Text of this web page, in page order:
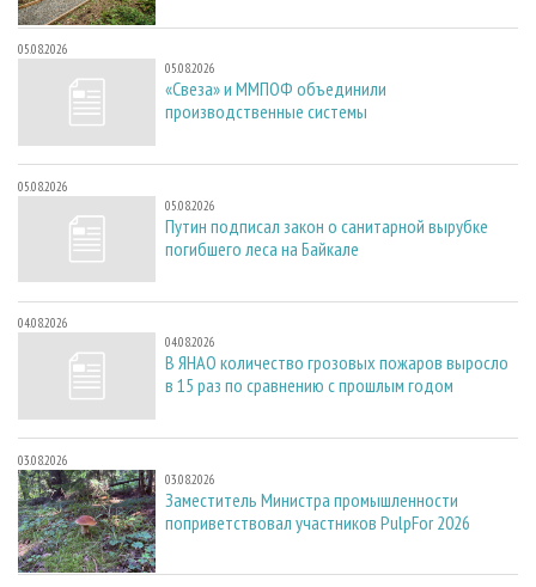
05.08.2026
05.08.2026
«Свеза» и ММПОФ объединили
производственные системы
05.08.2026
05.08.2026
Путин подписал закон о санитарной вырубке
погибшего леса на Байкале
04.08.2026
04.08.2026
В ЯНАО количество грозовых пожаров выросло
в 15 раз по сравнению с прошлым годом
03.08.2026
03.08.2026
Заместитель Министра промышленности
поприветствовал участников PulpFor 2026